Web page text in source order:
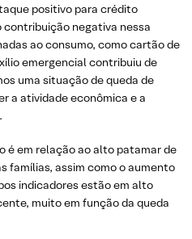
positivo para crédito
contribuição negativa nessa
ao consumo, como cartão de
emergencial contribuiu de
uma situação de queda de
a atividade econômica e a
é em relação ao alto patamar de
famílias, assim como o aumento
indicadores estão em alto
muito em função da queda